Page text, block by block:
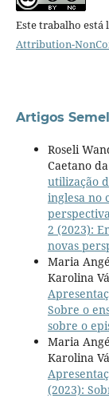
Este trabalho está
Attribution-
Artigos
Roseli
Caetano
utilização
inglesa no
2 (2023):
novas
Maria
Karolina
Sobre o
sobre o
Maria
Karolina
(2023):